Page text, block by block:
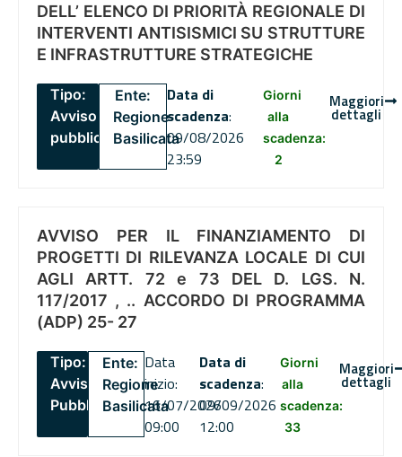
DELL’ ELENCO DI PRIORITÀ REGIONALE DI
INTERVENTI ANTISISMICI SU STRUTTURE
E INFRASTRUTTURE STRATEGICHE
Tipo:
Avviso
pubblico
Ente:
Regione
Basilicata
Data di
scadenza:
09/08/2026
23:59
Giorni
alla
scadenza:
2
Maggiori
dettagli
AVVISO PER IL FINANZIAMENTO DI
PROGETTI DI RILEVANZA LOCALE DI CUI
AGLI ARTT. 72 e 73 DEL D. LGS. N.
117/2017 , .. ACCORDO DI PROGRAMMA
(ADP) 25- 27
Tipo:
Avviso
Pubblico
Ente:
Regione
Basilicata
Data
inizio:
16/07/2026
09:00
Data di
scadenza:
09/09/2026
12:00
Giorni
alla
scadenza:
33
Maggiori
dettagli